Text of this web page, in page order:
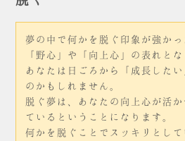
夢の中で何かを脱ぐ印象が強か
「野心」や「向上心」の表れとな
あなたは日ごろから「成長した
のかもしれません。
脱ぐ夢は、あなたの向上心が活
ているということになります。
何かを脱ぐことでスッキリとし